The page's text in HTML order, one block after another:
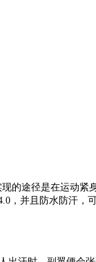
途径是在运动紧
，并且防水防汗